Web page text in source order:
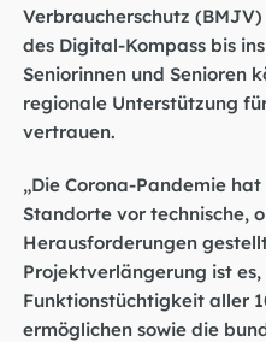
Verbraucherschutz
des Digital-Kompass bis
Seniorinnen und Senioren
regionale Unterstützung
vertrauen.
„Die Corona-Pandemie
Standorte vor technische,
Herausforderungen
Projektverlängerung ist
Funktionstüchtigkeit aller
ermöglichen sowie die